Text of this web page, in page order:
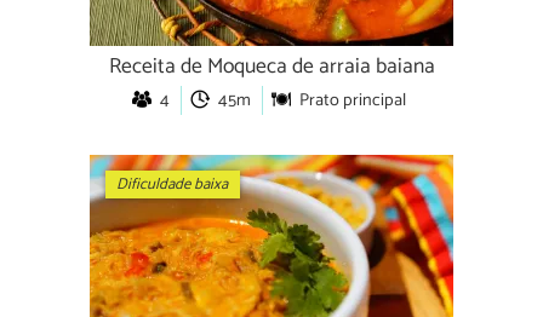
Receita de Moqueca de arraia baiana
4 45m Prato principal
Dificuldade baixa